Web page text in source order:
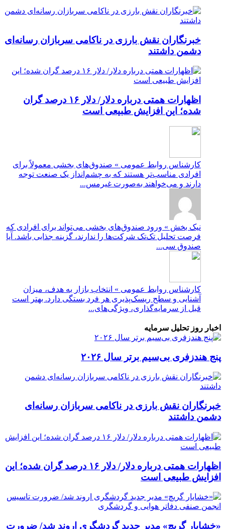
خبرنگاران نقش بارزی در ناکامی سربازان رسانه‌ای
دشمن داشتند
اظهارات همتی درباره دلار/ دلار ۱۶ درصد گران
شده؛ این افزایش طبیعی است
کارشناس روابط عمومی » صندوق‌های بخشی معمولاً برای
افرادی مناسب‌تر هستند که به چشم‌انداز یک صنعت توجه
دارند و می‌خواهند به‌صورت غیرمس...
نیک بخش » ورود صندوق‌های بخشی می‌تواند برای افرادی که
فرصت تحلیل تک‌تک شرکت‌ها را ندارند، گزینه جذابی باشد. آیا
صندوق سی...
کارشناس روابط عمومی » انتخاب بازار به هدف، میزان
آشنایی و سطح ریسک‌پذیری هر فرد بستگی دارد. بهتر است
قبل از سرمایه‌گذاری، ویژگی‌های...
اخبار روز تحلیل سرمایه
پنج هندزفری بی‌سیم برتر سال ۲۰۲۶
خبرنگاران نقش بارزی در ناکامی سربازان رسانه‌ای
دشمن داشتند
اظهارات همتی درباره دلار/ دلار ۱۶ درصد گران شده؛ این
افزایش طبیعی است
«خشایار گریچ» مدیر جدید گردشگری اروند شد/ ضرورت